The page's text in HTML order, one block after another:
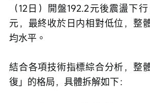
（12日）開盤192.2元後震盪下
元，最終收於日内相對低位，整
均水平。
結合各項技術指標綜合分析，整
復」的格局，具體拆解如下：